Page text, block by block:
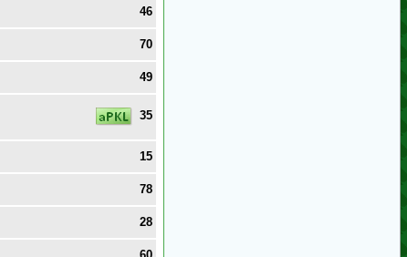
46
70
49
35
15
78
28